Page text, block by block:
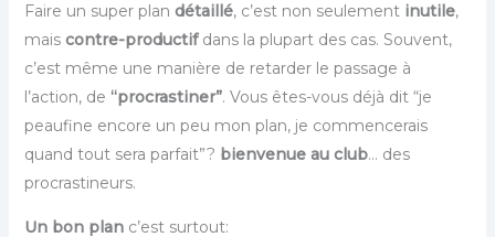
Faire un super plan détaillé, c’est non seulement inutile,
mais contre-productifdans la plupart des cas. Souvent,
c’est même une manière de retarder le passage à
l’action, de “procrastiner”. Vous êtes-vous déjà dit “je
peaufine encore un peu mon plan, je commencerais
quand tout sera parfait”? bienvenue au club… des
procrastineurs.
Un bon planc’est surtout: